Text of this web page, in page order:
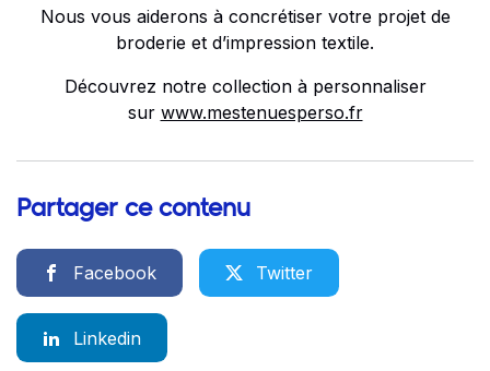
Nous vous aiderons à concrétiser votre projet de
broderie et d’impression textile.
Découvrez notre collection à personnaliser
sur www.mestenuesperso.fr
Partager ce contenu
Facebook Twitter
Linkedin